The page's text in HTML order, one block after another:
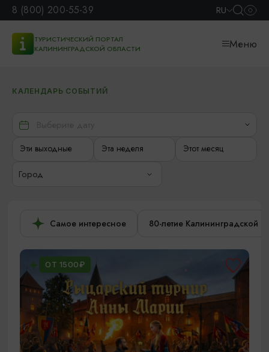
8 (800) 200-55-39 RU
ТУРИСТИЧЕСКИЙ ПОРТАЛ
КАЛИНИНГРАДСКОЙ ОБЛАСТИ
Меню
КАЛЕНДАРЬ СОБЫТИЙ
Эти выходные Эта неделя Этот месяц
Город
Самое интересное 80-летие Калининградской
ОТ 1500₽